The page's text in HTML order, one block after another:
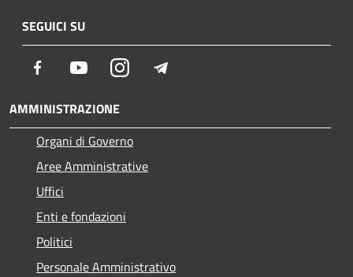
SEGUICI SU
Facebook YoutubeInstagram
AMMINISTRAZIONE
Organi di Governo
Aree Amministrative
Uffici
Enti e fondazioni
Politici
Personale Amministrativo